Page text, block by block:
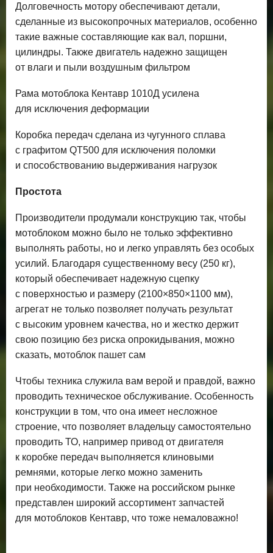
Долговечность мотору обеспечивают детали,
сделанные из высокопрочных материалов, особенно
такие важные составляющие как вал, поршни,
цилиндры. Также двигатель надежно защищен
от влаги и пыли воздушным фильтром
Рама мотоблока Кентавр 1010Д усилена
для исключения деформации
Коробка передач сделана из чугунного сплава
с графитом QT500 для исключения поломки
и способствованию выдерживания нагрузок
Простота
Производители продумали конструкцию так, чтобы
мотоблоком можно было не только эффективно
выполнять работы, но и легко управлять без особых
усилий. Благодаря существенному весу (250 кг),
который обеспечивает надежную сцепку
с поверхностью и размеру (2100×850×1100 мм),
агрегат не только позволяет получать результат
с высоким уровнем качества, но и жестко держит
свою позицию без риска опрокидывания, можно
сказать, мотоблок пашет сам
Чтобы техника служила вам верой и правдой, важно
проводить техническое обслуживание. Особенность
конструкции в том, что она имеет несложное
строение, что позволяет владельцу самостоятельно
проводить ТО, например привод от двигателя
к коробке передач выполняется клиновыми
ремнями, которые легко можно заменить
при необходимости. Также на российском рынке
представлен широкий ассортимент запчастей
для мотоблоков Кентавр, что тоже немаловажно!